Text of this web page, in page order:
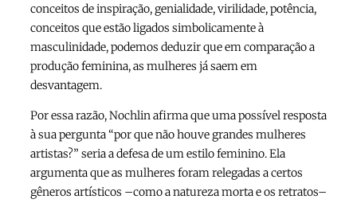
conceitos de inspiração, genialidade, virilidade, potência,
conceitos que estão ligados simbolicamente à
masculinidade, podemos deduzir que em comparação a
produção feminina, as mulheres já saem em
desvantagem.
Por essa razão, Nochlin afirma que uma possível resposta
à sua pergunta “por que não houve grandes mulheres
artistas?” seria a defesa de um estilo feminino. Ela
argumenta que as mulheres foram relegadas a certos
gêneros artísticos –como a natureza morta e os retratos–